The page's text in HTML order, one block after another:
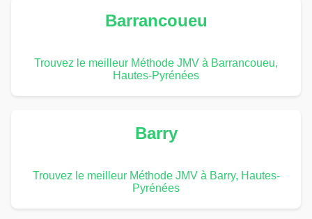
Barrancoueu
Trouvez le meilleur Méthode JMV à Barrancoueu,
Hautes-Pyrénées
Barry
Trouvez le meilleur Méthode JMV à Barry, Hautes-
Pyrénées